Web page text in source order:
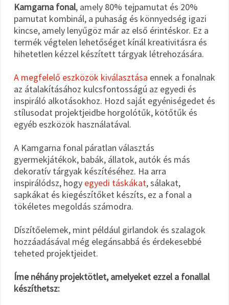
Kamgarna fonal, amely 80% tejpamutat és 20%
pamutat kombinál, a puhaság és könnyedség igazi
kincse, amely lenyűgöz már az első érintéskor. Ez a
termék végtelen lehetőséget kínál kreativitásra és
hihetetlen kézzel készített tárgyak létrehozására.
A megfelelő eszközök kiválasztása ennek a fonalnak
az átalakításához kulcsfontosságú az egyedi és
inspiráló alkotásokhoz. Hozd saját egyéniségedet és
stílusodat projektjeidbe horgolótűk, kötőtűk és
egyéb eszközök használatával.
A Kamgarna fonal páratlan választás
gyermekjátékok, babák, állatok, autók és más
dekoratív tárgyak készítéséhez. Ha arra
inspirálódsz, hogy egyedi táskákat, sálakat,
sapkákat és kiegészítőket készíts, ez a fonal a
tökéletes megoldás számodra.
Díszítőelemek, mint például girlandok és szalagok
hozzáadásával még elegánsabbá és érdekesebbé
teheted projektjeidet.
Íme néhány projektötlet, amelyeket ezzel a fonallal
készíthetsz: